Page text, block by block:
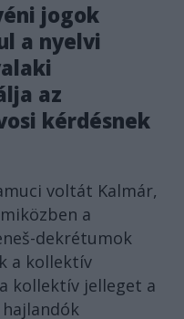
jogok
a nyelvi
az
kérdésnek
voltát Kalmár,
a
dekrétumok
a kollektív
kollektív jelleget a